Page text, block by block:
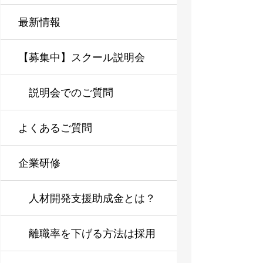
最新情報
【募集中】スクール説明会
説明会でのご質問
よくあるご質問
企業研修
人材開発支援助成金とは？
企業研修を導入しやすくす
離職率を下げる方法は採用